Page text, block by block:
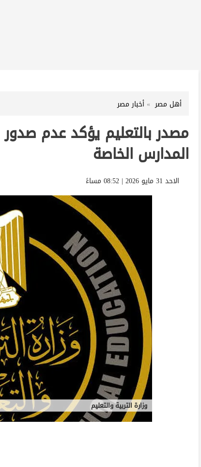
أهل مصر أخبار مصر
مصدر بالتعليم يؤكد عدم
المدارس الخاصة
الاحد 31 مايو 2026 | 08:52 مساءً
وزارة التربية والتعليم